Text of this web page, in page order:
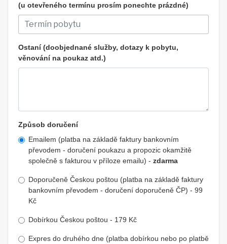
(u otevřeného termínu prosím ponechte prázdné)
Ostaní (doobjednané služby, dotazy k pobytu,
věnování na poukaz atd.)
Způsob doručení
Emailem (platba na základě faktury bankovním
převodem - doručení poukazu a propozic okamžitě
společně s fakturou v příloze emailu) - zdarma
Doporučeně Českou poštou (platba na základě faktury
bankovním převodem - doručení doporučeně ČP) - 99
Kč
Dobírkou Českou poštou - 179 Kč
Expres do druhého dne (platba dobírkou nebo po platbě